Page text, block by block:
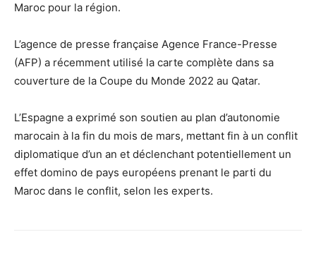
Maroc pour la région.
L’agence de presse française Agence France-Presse
(AFP) a récemment utilisé la carte complète dans sa
couverture de la Coupe du Monde 2022 au Qatar.
L’Espagne a exprimé son soutien au plan d’autonomie
marocain à la fin du mois de mars, mettant fin à un conflit
diplomatique d’un an et déclenchant potentiellement un
effet domino de pays européens prenant le parti du
Maroc dans le conflit, selon les experts.